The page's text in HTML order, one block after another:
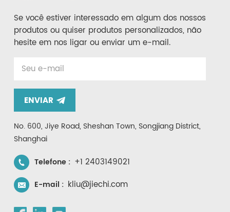
Se você estiver interessado em algum dos nossos
produtos ou quiser produtos personalizados, não
hesite em nos ligar ou enviar um e-mail.
ENVIAR
No. 600, Jiye Road, Sheshan Town, Songjiang District,
Shanghai
Telefone : +1 2403149021
E-mail : kliu@jiechi.com